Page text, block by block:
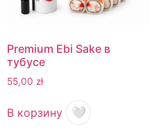
+48 575 907 505
Premium Ebi Sake в
тубусе
55,00 zł
В корзину 🤍